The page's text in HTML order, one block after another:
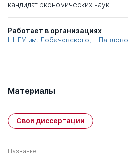
кандидат экономических наук
Работает в организациях
ННГУ им. Лобачевского, г. Павлово
Материалы
Свои диссертации
Название